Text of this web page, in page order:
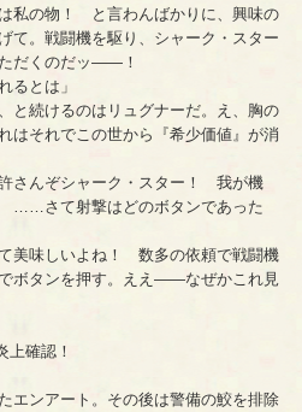
私の物！ と言わんばかりに、興味の
て。戦闘機を駆り、シャーク・スター
だくのだッ――！
るとは」
と続けるのはリュグナーだ。え、胸の
それでこの世から『希少価値』が消
さんぞシャーク・スター！ 我が機
……さて射撃はどのボタンであった
美味しいよね！ 数多の依頼で戦闘機
ボタンを押す。ええ――なぜかこれ見
確認！
エンアート。その後は警備の鮫を排除